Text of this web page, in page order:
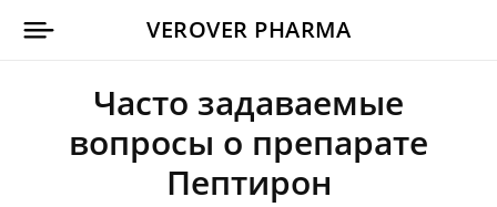
VEROVER PHARMA
Часто задаваемые
вопросы о препарате
Пептирон